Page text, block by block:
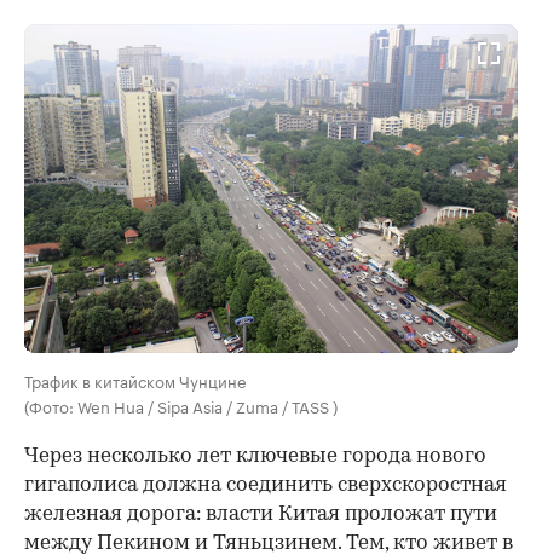
Трафик в китайском Чунцине
(Фото: Wen Hua / Sipa Asia / Zuma / TASS )
Через несколько лет ключевые города нового
гигаполиса должна соединить сверхскоростная
железная дорога: власти Китая проложат пути
между Пекином и Тяньцзинем. Тем, кто живет в